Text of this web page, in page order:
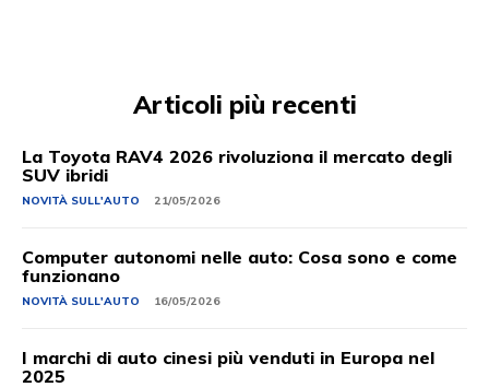
Articoli più recenti
La Toyota RAV4 2026 rivoluziona il mercato degli
SUV ibridi
NOVITÀ SULL'AUTO 21/05/2026
Computer autonomi nelle auto: Cosa sono e come
funzionano
NOVITÀ SULL'AUTO 16/05/2026
I marchi di auto cinesi più venduti in Europa nel
2025